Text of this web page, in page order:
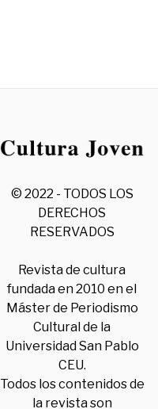
© 2022 - TODOS LOS
DERECHOS
RESERVADOS
Revista de cultura
fundada en 2010 en el
Máster de Periodismo
Cultural de la
Universidad San Pablo
CEU.
Todos los contenidos de
la revista son